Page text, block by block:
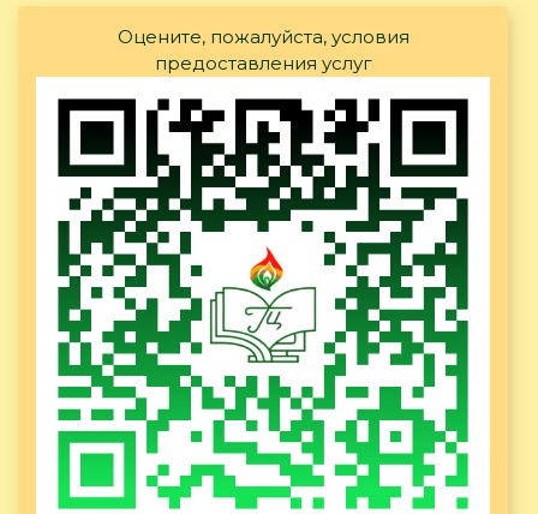
Оцените, пожалуйста, условия
предоставления услуг